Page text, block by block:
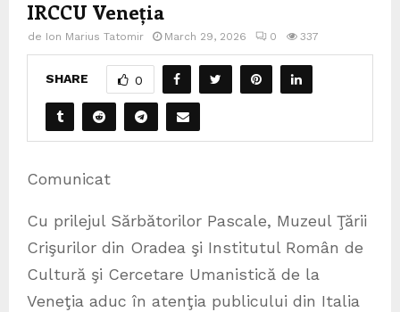
IRCCU Veneția
de Ion Marius Tatomir March 29, 2026 0 337
SHARE 0
Comunicat
Cu prilejul Sărbătorilor Pascale, Muzeul Ţării
Crişurilor din Oradea şi Institutul Român de
Cultură şi Cercetare Umanistică de la
Veneţia aduc în atenţia publicului din Italia